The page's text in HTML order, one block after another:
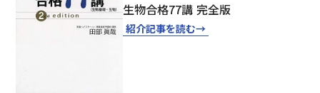
生物合格77講 完全版
紹介記事を読む→